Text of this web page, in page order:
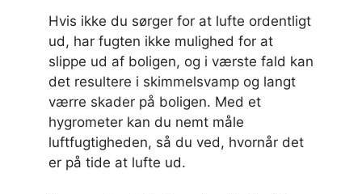
Hvis ikke du sørger for at lufte ordentligt
ud, har fugten ikke mulighed for at
slippe ud af boligen, og i værste fald kan
det resultere i skimmelsvamp og langt
værre skader på boligen. Med et
hygrometer kan du nemt måle
luftfugtigheden, så du ved, hvornår det
er på tide at lufte ud.